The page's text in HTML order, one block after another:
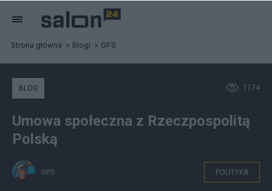
Strona główna Blogi GPS
1174
BLOG
Umowa społeczna z Rzeczpospolitą
Polską
GPS POLITYKA